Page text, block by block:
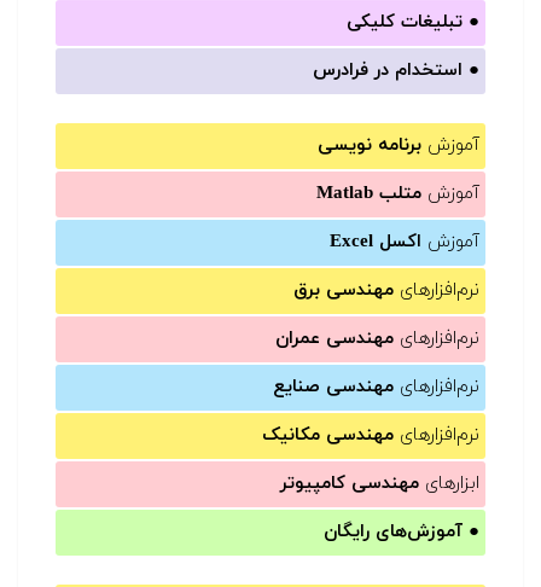
● تبلیغات کلیکی
● استخدام در فرادرس
آموزش برنامه نویسی
آموزش متلب Matlab
آموزش اکسل Excel
نرم‌افزارهای مهندسی برق
نرم‌افزارهای مهندسی عمران
نرم‌افزارهای مهندسی صنایع
نرم‌افزارهای مهندسی مکانیک
ابزارهای مهندسی کامپیوتر
● آموزش‌های رایگان